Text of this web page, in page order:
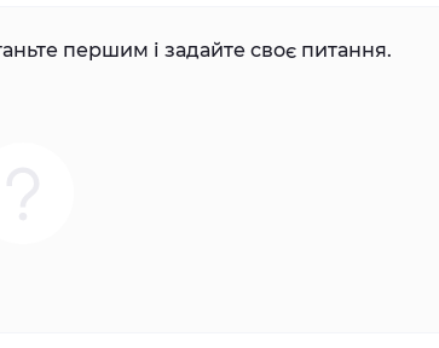
першим і задайте своє питання.